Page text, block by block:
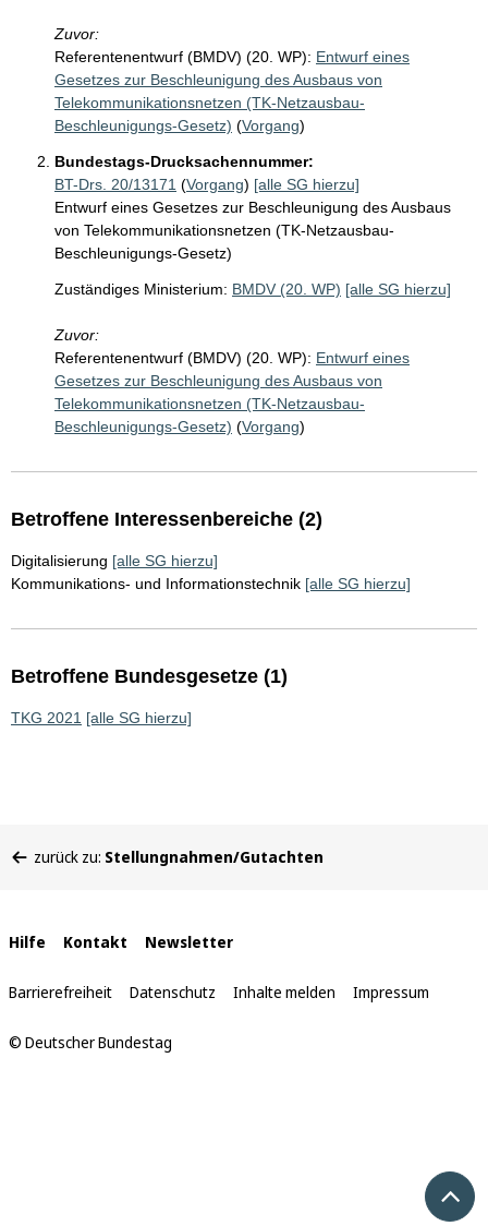
Zuvor:
Referentenentwurf (BMDV) (20. WP): Entwurf eines
Gesetzes zur Beschleunigung des Ausbaus von
Telekommunikationsnetzen (TK-Netzausbau-
Beschleunigungs-Gesetz) (Vorgang)
Bundestags-Drucksachennummer:
BT-Drs. 20/13171 (Vorgang) [alle SG hierzu]
Entwurf eines Gesetzes zur Beschleunigung des Ausbaus
von Telekommunikationsnetzen (TK-Netzausbau-
Beschleunigungs-Gesetz)
Zuständiges Ministerium: BMDV (20. WP) [alle SG hierzu]
Zuvor:
Referentenentwurf (BMDV) (20. WP): Entwurf eines
Gesetzes zur Beschleunigung des Ausbaus von
Telekommunikationsnetzen (TK-Netzausbau-
Beschleunigungs-Gesetz) (Vorgang)
Betroffene Interessenbereiche (2)
Digitalisierung [alle SG hierzu]
Kommunikations- und Informationstechnik [alle SG hierzu]
Betroffene Bundesgesetze (1)
TKG 2021 [alle SG hierzu]
befinden
zurück zu: Stellungnahmen/Gutachten
Interne
Links
Hilfe Kontakt Newsletter
Barrierefreiheit Datenschutz Inhalte melden Impressum
© Deutscher Bundestag